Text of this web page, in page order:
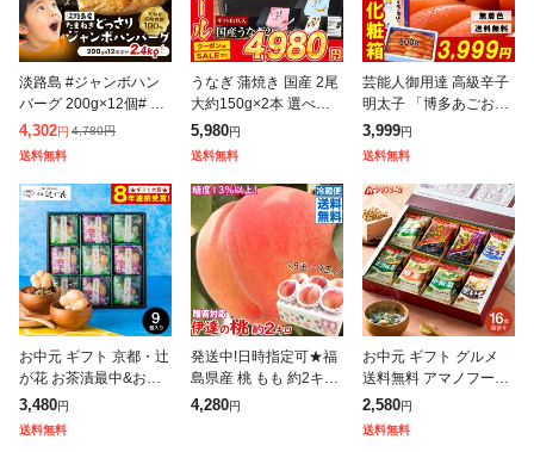
淡路島 #ジャンボハン
バーグ 200g×12個# 送
料無料 今井ファーム 国
産 安心安全 産地直送
冷凍 無添加 ギフト プ
レ
4,302円 4,780円
送料無料
うなぎ 蒲焼き 国産 2尾
大約150g×2本 選べる
送料無料 鹿児島県産 冷
凍便 鰻 ウナギ かば焼
き 山椒たれ付き ギフト
5,980円
送料無料
芸能人御用達 高級辛子
明太子 「博多あごおと
し」 500g 一本物 & 化
粧箱入! ギフト めんた
いこ ご飯のお供 ギフト
贈答
3,999円
送料無料
お中元 ギフト 京都・辻
が花 お茶漬最中&お吸
い物 最中詰合せ YTー3
0 送料無料 / 贈答品 贈
り物 詰合せ 詰め合わせ
3,480円
送料無料
発送中!日時指定可★福
島県産 桃 もも 約2キロ
約5玉〜9玉 旬の果物ギ
4,280円
お中元 ギフト グルメ
送料無料 アマノフーズ
フリーズドライ おみそ
汁お楽しみギフト 16食
200M 味噌汁 インスタ
2,580円
送料無料